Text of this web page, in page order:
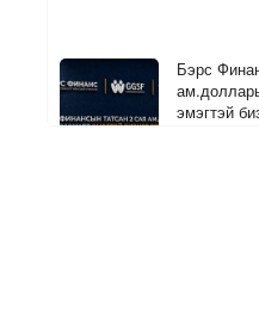
Бэрс
эмэгтэй